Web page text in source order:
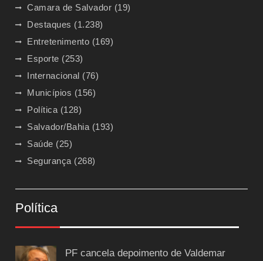
Camara de Salvador (19)
Destaques (1.238)
Entretenimento (169)
Esporte (253)
Internacional (76)
Municípios (156)
Política (128)
Salvador/Bahia (193)
Saúde (25)
Segurança (268)
Política
PF cancela depoimento de Valdemar